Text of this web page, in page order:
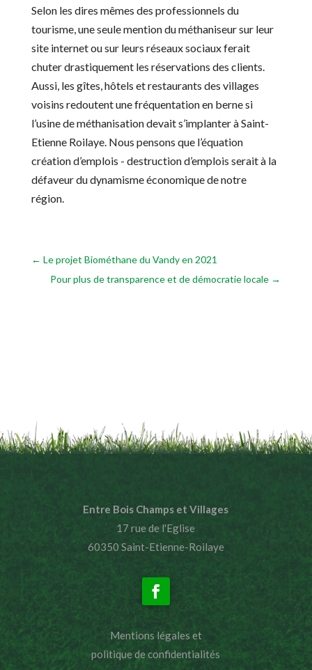
Selon les dires mêmes des professionnels du
tourisme, une seule mention du méthaniseur sur leur
site internet ou sur leurs réseaux sociaux ferait
chuter drastiquement les réservations des clients.
Aussi, les gîtes, hôtels et restaurants des villages
voisins redoutent une fréquentation en berne si
l’usine de méthanisation devait s’implanter à Saint-
Etienne Roilaye. Nous pensons que l’équation
création d’emplois - destruction d’emplois serait à la
défaveur du dynamisme économique de notre
région.
← Le projet Biométhane du Vandy en 2021
Pour plus de transparence et de démocratie locale →
Entre Bois Champs et Villages
17 rue de l'Eglise
60350 Saint-Etienne-Roilaye
Mentions légales et
politique de confidentialités